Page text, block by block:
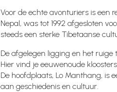
Voor de echte avonturiers is een
Nepal, was tot 1992 afgesloten
steeds een sterke Tibetaanse
De afgelegen ligging en het
Hier vind je eeuwenoude
De hoofdplaats, Lo Manthang, is
aan geschiedenis en cultuur.